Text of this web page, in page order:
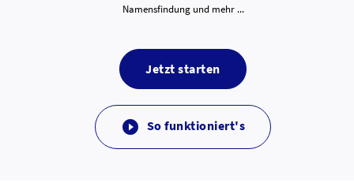
Namensfindung und mehr ...
Jetzt starten
 So funktioniert's